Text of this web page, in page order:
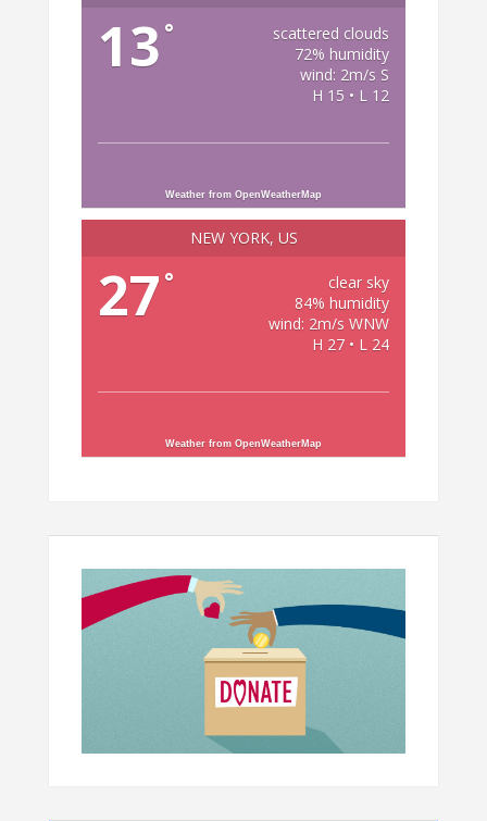
13 °
scattered clouds
72% humidity
wind: 2m/s S
H 15 • L 12
Weather from OpenWeatherMap
NEW YORK, US
27 °
clear sky
84% humidity
wind: 2m/s WNW
H 27 • L 24
Weather from OpenWeatherMap